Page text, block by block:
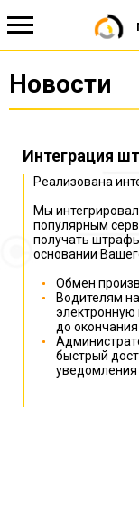
Новости
Интеграция
Реализована
Мы
популярным
получать
основании
Обмен
Водителям
электронную
до
быстрый
уведомления